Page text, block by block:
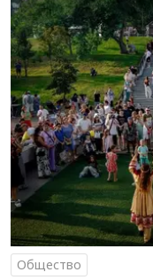
Общество